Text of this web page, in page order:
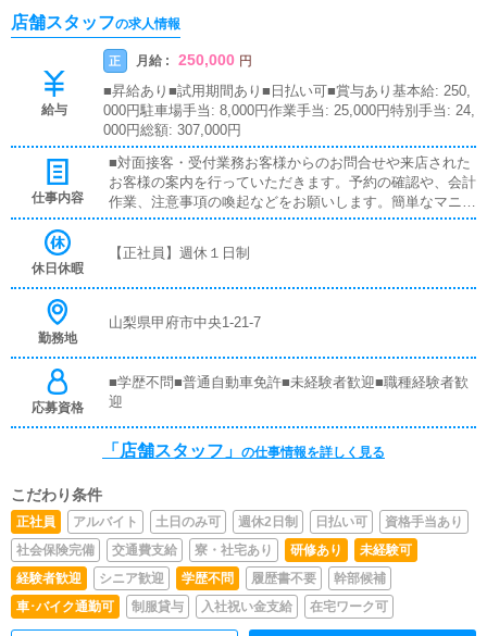
店舗スタッフの求人情報
給与
正 月給 : 250,000 円
■昇給あり■試用期間あり■日払い可■賞与あり基本給: 250,
000円駐車場手当: 8,000円作業手当: 25,000円特別手当: 24,
000円総額: 307,000円
仕事内容
■対面接客・受付業務お客様からのお問合せや来店された
お客様の案内を行っていただきます。予約の確認や、会計
作業、注意事項の喚起などをお願いします。簡単なマニュ
アルや、先輩スタッフに付いて業務内容を見ながら徐々に
す。■企画の立案店舗イベントや店舗運営など様々な企画
など、売上UPに繋がる施策の提案を行っていただきま
の方が稼げるようにインターネットを使ったPR（写メ日
記）などの使い方などのアドバイスを行っていただきま
す。■PC更新業務ヘブンネットなど、ポータルサイト等の
はボタンを押すだけや、ブログの更新時に簡単に文字が入
お過ごしいただくため、店内の清掃や備品の管理・補充を
行っていただきます。仕事内容については、先輩スタッフ
が丁寧にお仕事をお教えしますので未経験者でもお気軽に
ご連絡ください！！※あなたの頑張りによって、昇給・賞
与もあります。
休日休暇
【正社員】週休１日制
勤務地
山梨県甲府市中央1-21-7
応募資格
■学歴不問■普通自動車免許■未経験者歓迎■職種経験者歓
迎
「店舗スタッフ」 の仕事情報を詳しく見る
こだわり条件
正社員 アルバイト 土日のみ可 週休2日制 日払い可
資格手当あり
社会保険完備
交通費支給 寮・社宅あり 研修あり
未経験可
経験者歓迎
シニア歓迎 学歴不問 履歴書不要
幹部候補
車･バイク通勤可
制服貸与 入社祝い金支給 在宅ワーク可